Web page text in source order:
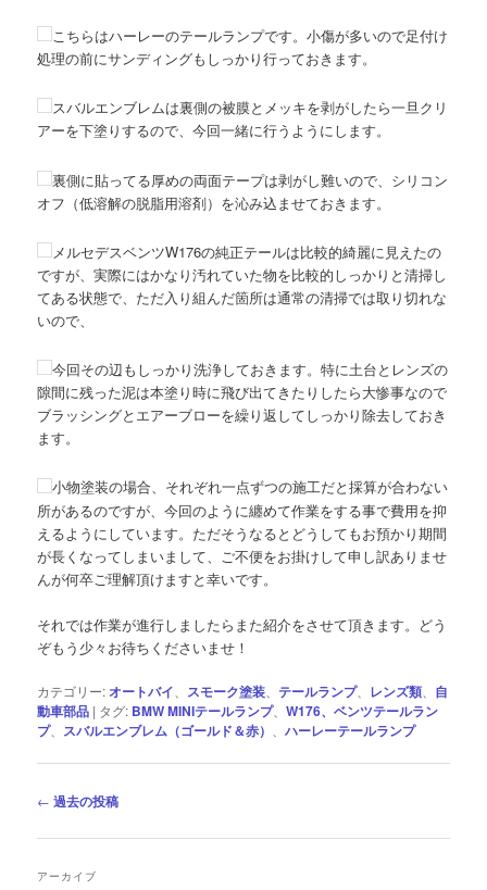
こちらはハーレーのテールランプです。小傷が多いので足付け
処理の前にサンディングもしっかり行っておきます。
スバルエンブレムは裏側の被膜とメッキを剥がしたら一旦クリ
アーを下塗りするので、今回一緒に行うようにします。
裏側に貼ってる厚めの両面テープは剥がし難いので、シリコン
オフ（低溶解の脱脂用溶剤）を沁み込ませておきます。
メルセデスベンツW176の純正テールは比較的綺麗に見えたの
ですが、実際にはかなり汚れていた物を比較的しっかりと清掃し
てある状態で、ただ入り組んだ箇所は通常の清掃では取り切れな
いので、
今回その辺もしっかり洗浄しておきます。特に土台とレンズの
隙間に残った泥は本塗り時に飛び出てきたりしたら大惨事なので
ブラッシングとエアーブローを繰り返してしっかり除去しておき
ます。
小物塗装の場合、それぞれ一点ずつの施工だと採算が合わない
所があるのですが、今回のように纏めて作業をする事で費用を抑
えるようにしています。ただそうなるとどうしてもお預かり期間
が長くなってしまいまして、ご不便をお掛けして申し訳ありませ
んが何卒ご理解頂けますと幸いです。
それでは作業が進行しましたらまた紹介をさせて頂きます。どう
ぞもう少々お待ちくださいませ！
カテゴリー: オートバイ スモーク塗装 テールランプ、 レンズ類
自
動車部品 | タグ: BMW MINIテールランプ、W176、ベンツテールラン
プ、 スバルエンブレム（ゴールド＆赤） 、ハーレーテールランプ
投
ナ
← 過去の投稿
アーカイブ